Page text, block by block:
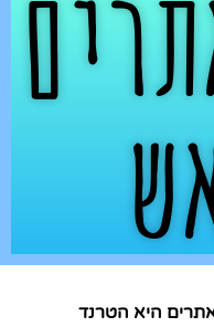
היא הטרנד